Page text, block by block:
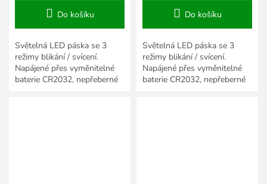
Do košíku
Světelná LED páska se 3
režimy blikání / svícení.
Napájené přes vyměnitelné
baterie CR2032, nepřeberné
Do košíku
Světelná LED páska se 3
režimy blikání / svícení.
Napájené přes vyměnitelné
baterie CR2032, nepřeberné